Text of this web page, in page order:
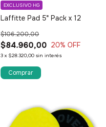
Laffitte Pad 5" Pack x 12
$84.960,00
$106.200,00
20% OFF
3 x $28.320,00 sin interés
EXCLUSIVO HG